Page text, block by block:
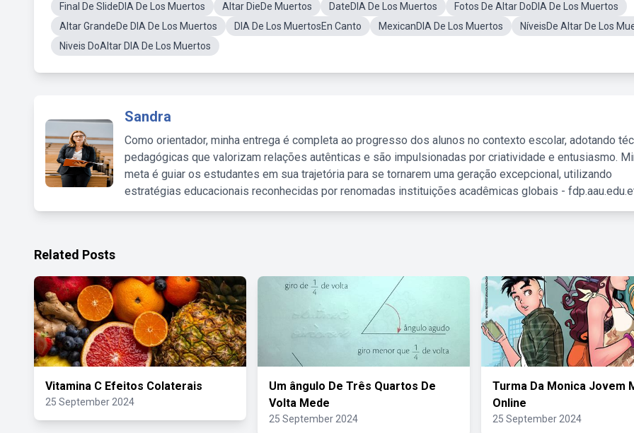
Final De SlideDIA De Los Muertos
Altar DieDe Muertos DateDIA De Los Muertos
Fotos De Altar DoDIA De Los Muertos
Altar GrandeDe DIA De Los Muertos
DIA De Los MuertosEn Canto MexicanDIA De Los Muertos
NíveisDe Altar De Los
Niveis DoAltar DIA De Los Muertos
Sandra
Como orientador, minha entrega é completa ao progresso dos alunos no contexto escolar, adotando
pedagógicas que valorizam relações autênticas e são impulsionadas por criatividade e entusiasmo.
meta é guiar os estudantes em sua trajetória para se tornarem uma geração excepcional, utilizando
estratégias educacionais reconhecidas por renomadas instituições acadêmicas globais -
Related Posts
Vitamina C Efeitos Colaterais
25 September 2024
Um ângulo De Três Quartos De
Volta Mede
25 September 2024
Turma Da Monica Jovem
Online
25 September 2024